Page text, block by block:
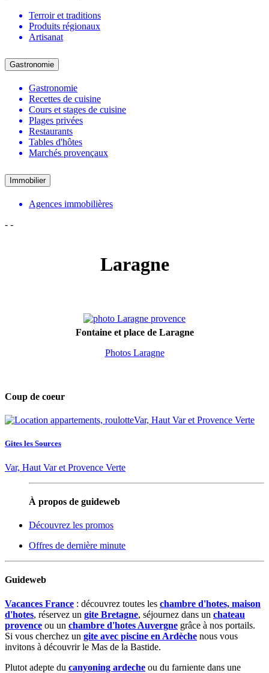
Terroir et traditions
Produits régionaux
Artisanat
Gastronomie
Gastronomie
Recettes de cuisine
Cours et stages de cuisine
Plages privées
Restaurants
Tables d'hôtes
Marchés provençaux
Immobilier
Agences immobilières
- -
Laragne
Fontaine et place de Laragne
Photos Laragne
Coup de coeur
Gites les Sources
Var, Haut Var et Provence Verte
À propos de guideweb
Découvrez les promos
Offres de dernière minute
Guideweb
Vacances France : découvrez toutes les chambre d'hotes, maison
d'hotes, réservez un gite Bretagne, séjournez dans un chateau
provence ou un chambre d'hotes Auvergne grâce à nos portails.
Si vous cherchez un gite avec piscine en Ardèche nous vous
invitons à découvrir le Mas de la Bastide.
Plutot adepte du canyoning ardeche ou du farniente dans une